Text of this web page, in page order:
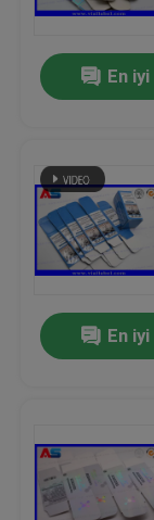
En
En